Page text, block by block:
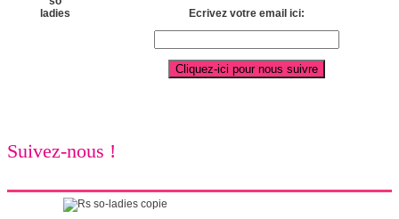
Ecrivez votre email ici:
Suivez-nous !